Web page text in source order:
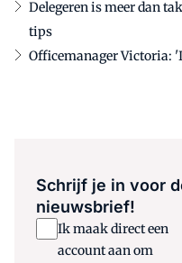
Delegeren is meer dan
tips
Officemanager Victoria:
Schrijf je in voor
nieuwsbrief!
Ik maak direct een
account aan om